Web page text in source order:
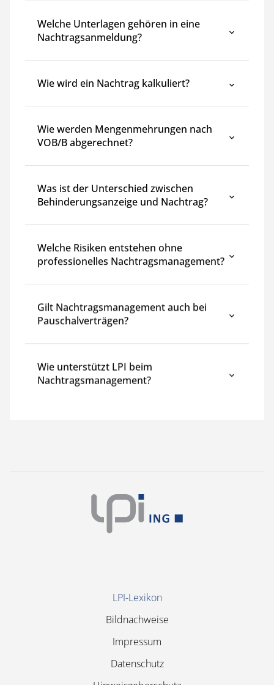
Welche Unterlagen gehören in eine
Nachtragsanmeldung?
Wie wird ein Nachtrag kalkuliert?
Wie werden Mengenmehrungen nach
VOB/B abgerechnet?
Was ist der Unterschied zwischen
Behinderungsanzeige und Nachtrag?
Welche Risiken entstehen ohne
professionelles Nachtragsmanagement?
Gilt Nachtragsmanagement auch bei
Pauschalverträgen?
Wie unterstützt LPI beim
Nachtragsmanagement?
Navigation
überspringen
LPI-Lexikon
Bildnachweise
Impressum
Datenschutz